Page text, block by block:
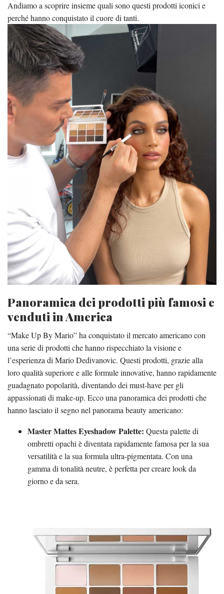
Andiamo a scoprire insieme quali sono questi prodotti iconici e
perché hanno conquistato il cuore di tanti.
Panoramica dei prodotti più famosi e
venduti in America
“Make Up By Mario” ha conquistato il mercato americano con
una serie di prodotti che hanno rispecchiato la visione e
l’esperienza di Mario Dedivanovic. Questi prodotti, grazie alla
loro qualità superiore e alle formule innovative, hanno rapidamente
guadagnato popolarità, diventando dei must-have per gli
appassionati di make-up. Ecco una panoramica dei prodotti che
hanno lasciato il segno nel panorama beauty americano:
Master Mattes Eyeshadow Palette: Questa palette di
ombretti opachi è diventata rapidamente famosa per la sua
versatilità e la sua formula ultra-pigmentata. Con una
gamma di tonalità neutre, è perfetta per creare look da
giorno e da sera.